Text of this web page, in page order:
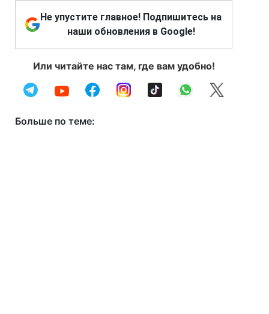
Не упустите главное! Подпишитесь на
наши обновления в Google!
Или читайте нас там, где вам удобно!
Больше по теме: